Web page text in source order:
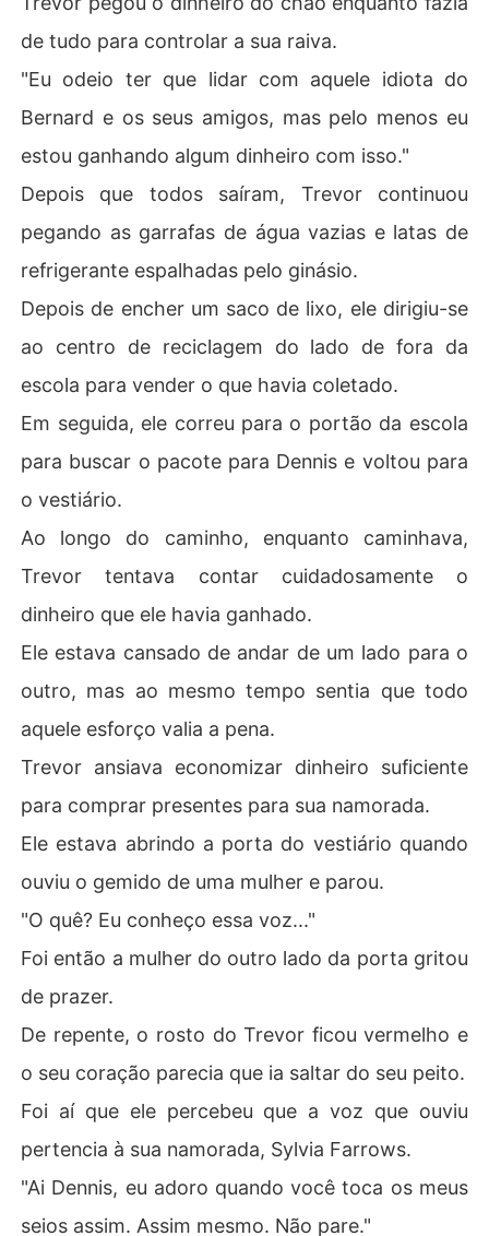
de tudo para controlar a sua raiva.
"Eu odeio ter que lidar com aquele idiota do
Bernard e os seus amigos, mas pelo menos eu
estou ganhando algum dinheiro com isso."
Depois que todos saíram, Trevor continuou
pegando as garrafas de água vazias e latas de
refrigerante espalhadas pelo ginásio.
Depois de encher um saco de lixo, ele dirigiu-se
ao centro de reciclagem do lado de fora da
escola para vender o que havia coletado.
Em seguida, ele correu para o portão da escola
para buscar o pacote para Dennis e voltou para
o vestiário.
Ao longo do caminho, enquanto caminhava,
Trevor tentava contar cuidadosamente o
dinheiro que ele havia ganhado.
Ele estava cansado de andar de um lado para o
outro, mas ao mesmo tempo sentia que todo
aquele esforço valia a pena.
Trevor ansiava economizar dinheiro suficiente
para comprar presentes para sua namorada.
Ele estava abrindo a porta do vestiário quando
ouviu o gemido de uma mulher e parou.
"O quê? Eu conheço essa voz..."
Foi então a mulher do outro lado da porta gritou
de prazer.
De repente, o rosto do Trevor ficou vermelho e
o seu coração parecia que ia saltar do seu peito.
Foi aí que ele percebeu que a voz que ouviu
pertencia à sua namorada, Sylvia Farrows.
"Ai Dennis, eu adoro quando você toca os meus
seios assim. Assim mesmo. Não pare."